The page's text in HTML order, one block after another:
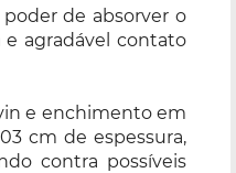
de absorver o
e agradável contato
e enchimento em
cm de espessura,
contra possíveis